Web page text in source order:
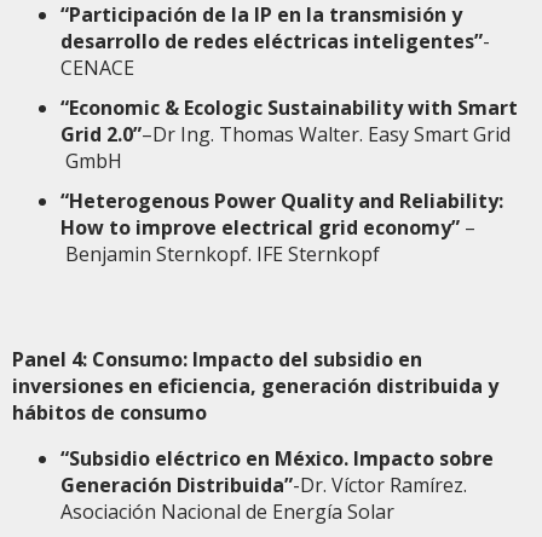
“Participación de la IP en la transmisión y
desarrollo de redes eléctricas inteligentes”-
CENACE
“Economic & Ecologic Sustainability with Smart
Grid 2.0”–Dr Ing. Thomas Walter. Easy Smart Grid
GmbH
“Heterogenous Power Quality and Reliability:
How to improve electrical grid economy” –
Benjamin Sternkopf. IFE Sternkopf
Panel 4: Consumo: Impacto del subsidio en
inversiones en eficiencia, generación distribuida y
hábitos de consumo
“Subsidio eléctrico en México. Impacto sobre
Generación Distribuida”-Dr. Víctor Ramírez.
Asociación Nacional de Energía Solar